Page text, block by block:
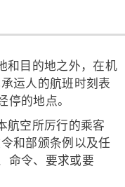
和目的地之外，在机
运人的航班时刻表
的地点。
航空所厉行的乘客
和部颁条例以及任
命令、要求或要